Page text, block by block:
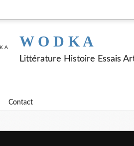
W O D K A
Littérature Histoire Essais
Contact